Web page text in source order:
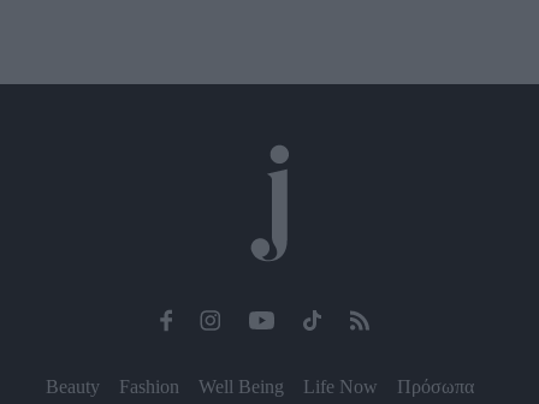
Beauty Fashion Well Being Life Now Πρόσωπα